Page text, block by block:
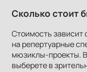
Сколько стоит
Стоимость зависит
на репертуарные
мюзиклы-проекты.
выберете в